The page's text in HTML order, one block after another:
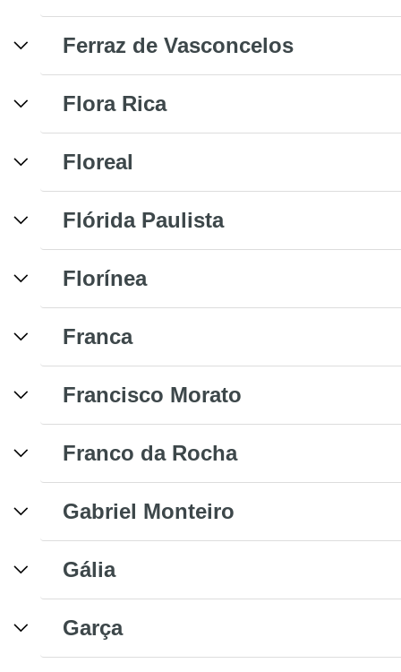
Ferraz de Vasconcelos
Flora Rica
Floreal
Flórida Paulista
Florínea
Franca
Francisco Morato
Franco da Rocha
Gabriel Monteiro
Gália
Garça